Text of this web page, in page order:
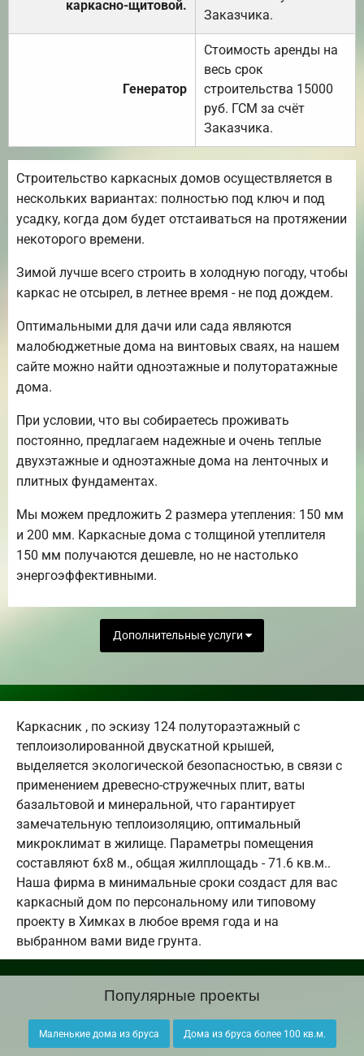
каркасно-щитовой.
Заказчика.
Генератор
Стоимость аренды на
весь срок
строительства 15000
руб. ГСМ за счёт
Заказчика.
Строительство каркасных домов осуществляется в
нескольких вариантах: полностью под ключ и под
усадку, когда дом будет отстаиваться на протяжении
некоторого времени.
Зимой лучше всего строить в холодную погоду, чтобы
каркас не отсырел, в летнее время - не под дождем.
Оптимальными для дачи или сада являются
малобюджетные дома на винтовых сваях, на нашем
сайте можно найти одноэтажные и полуторатажные
дома.
При условии, что вы собираетесь проживать
постоянно, предлагаем надежные и очень теплые
двухэтажные и одноэтажные дома на ленточных и
плитных фундаментах.
Мы можем предложить 2 размера утепления: 150 мм
и 200 мм. Каркасные дома с толщиной утеплителя
150 мм получаются дешевле, но не настолько
энергоэффективными.
Дополнительные услуги
Каркасник , по эскизу 124 полутораэтажный с
теплоизолированной двускатной крышей,
выделяется экологической безопасностью, в связи с
применением древесно-стружечных плит, ваты
базальтовой и минеральной, что гарантирует
замечательную теплоизоляцию, оптимальный
микроклимат в жилище. Параметры помещения
составляют 6х8 м., общая жилплощадь - 71.6 кв.м..
Наша фирма в минимальные сроки создаст для вас
каркасный дом по персональному или типовому
проекту в Химках в любое время года и на
выбранном вами виде грунта.
Популярные проекты
Маленькие дома из бруса Дома из бруса более 100 кв.м.